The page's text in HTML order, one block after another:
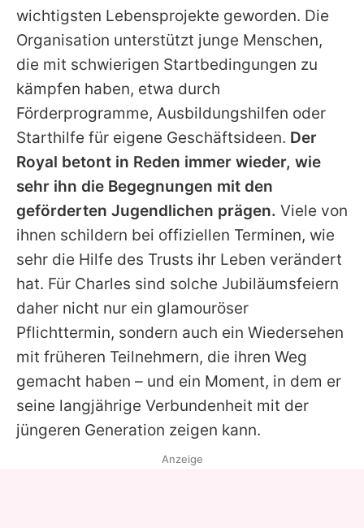
wichtigsten Lebensprojekte geworden. Die
Organisation unterstützt junge Menschen,
die mit schwierigen Startbedingungen zu
kämpfen haben, etwa durch
Förderprogramme, Ausbildungshilfen oder
Starthilfe für eigene Geschäftsideen. Der
Royal betont in Reden immer wieder, wie
sehr ihn die Begegnungen mit den
geförderten Jugendlichen prägen. Viele von
ihnen schildern bei offiziellen Terminen, wie
sehr die Hilfe des Trusts ihr Leben verändert
hat. Für Charles sind solche Jubiläumsfeiern
daher nicht nur ein glamouröser
Pflichttermin, sondern auch ein Wiedersehen
mit früheren Teilnehmern, die ihren Weg
gemacht haben – und ein Moment, in dem er
seine langjährige Verbundenheit mit der
jüngeren Generation zeigen kann.
Anzeige